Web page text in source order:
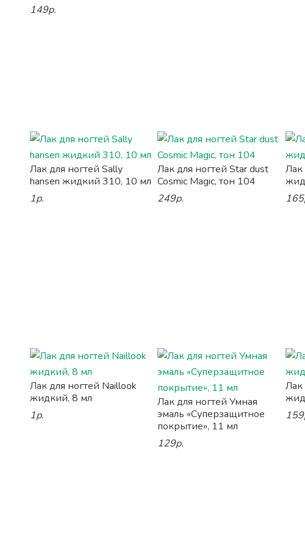
149р.
Лак для ногтей Sally
hansen жидкий 310, 10 мл
1р.
Лак для ногтей Star dust
Cosmic Magic, тон 104
249р.
Лак
Лак для ногтей Naillook
жидкий, 8 мл
1р.
Лак для ногтей Умная
эмаль «Суперзащитное
покрытие», 11 мл
129р.
Лак